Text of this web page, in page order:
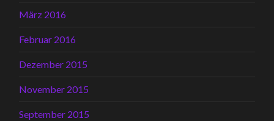
März 2016
Februar 2016
Dezember 2015
November 2015
September 2015